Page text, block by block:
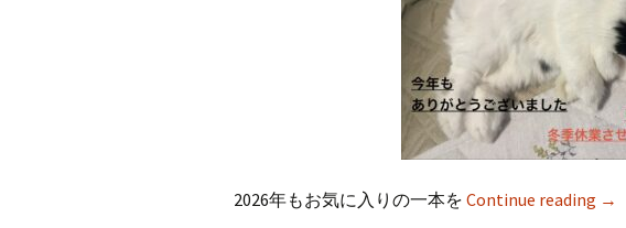
2026年もお気に入りの一本を Continue reading →